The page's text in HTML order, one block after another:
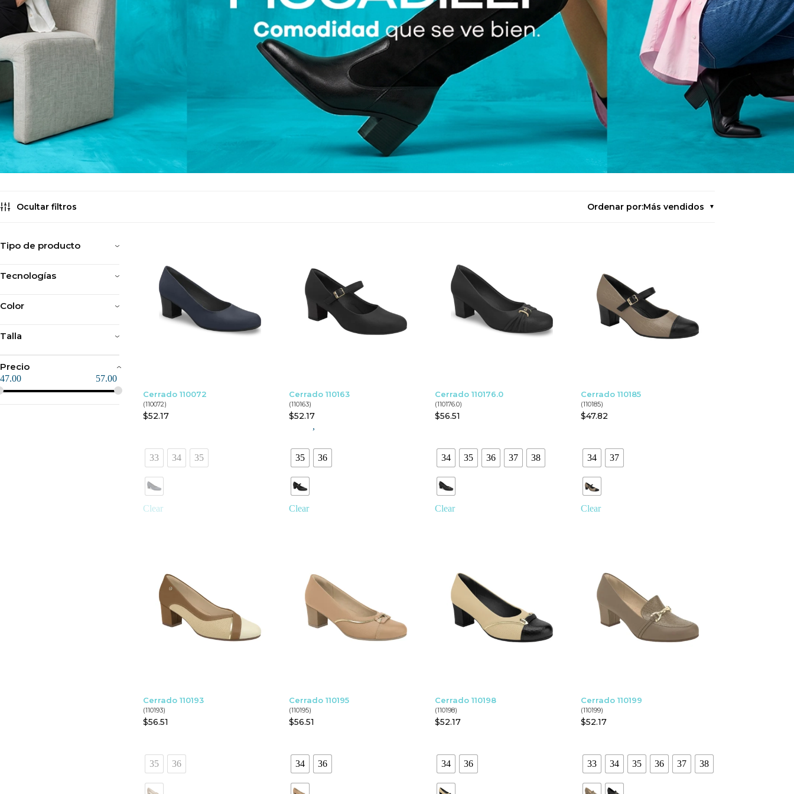
Ocultar filtros Ordenar por:Más vendidos ▼
Tipo de producto
Tecnologías
Color
Talla
Precio
47.00 57.00
Cerrado 110072
(110072)
$52.17
33 34 35
Clear
Cerrado 110163
(110163)
$52.17
,
35 36
Clear
Cerrado 110176.0
(110176.0)
$56.51
34 35 36 37 38
Clear
Cerrado 110185
(110185)
$47.82
34 37
Clear
Cerrado 110193
(110193)
$56.51
35 36
Cerrado 110195
(110195)
$56.51
34 36
Cerrado 110198
(110198)
$52.17
34 36
Cerrado 110199
(110199)
$52.17
33 34 35 36 37 38